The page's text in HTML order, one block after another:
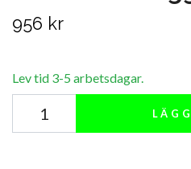
956 kr
Lev tid 3-5 arbetsdagar.